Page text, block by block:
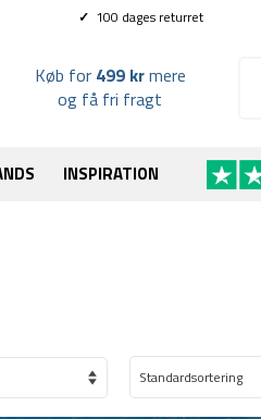
✓ 100 dages returret
Køb for 499 krmere
og få fri fragt
INSPIRATION